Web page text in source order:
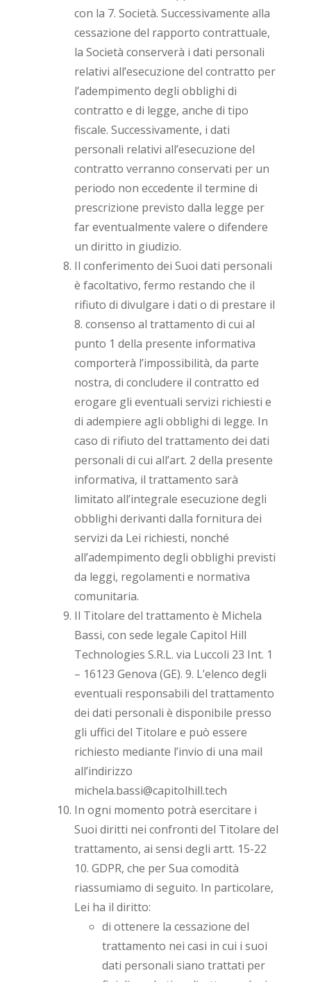
con la 7. Società. Successivamente alla
cessazione del rapporto contrattuale,
la Società conserverà i dati personali
relativi all’esecuzione del contratto per
l’adempimento degli obblighi di
contratto e di legge, anche di tipo
fiscale. Successivamente, i dati
personali relativi all’esecuzione del
contratto verranno conservati per un
periodo non eccedente il termine di
prescrizione previsto dalla legge per
far eventualmente valere o difendere
un diritto in giudizio.
Il conferimento dei Suoi dati personali
è facoltativo, fermo restando che il
rifiuto di divulgare i dati o di prestare il
8. consenso al trattamento di cui al
punto 1 della presente informativa
comporterà l’impossibilità, da parte
nostra, di concludere il contratto ed
erogare gli eventuali servizi richiesti e
di adempiere agli obblighi di legge. In
caso di rifiuto del trattamento dei dati
personali di cui all’art. 2 della presente
informativa, il trattamento sarà
limitato all’integrale esecuzione degli
obblighi derivanti dalla fornitura dei
servizi da Lei richiesti, nonché
all’adempimento degli obblighi previsti
da leggi, regolamenti e normativa
comunitaria.
Il Titolare del trattamento è Michela
Bassi, con sede legale Capitol Hill
Technologies S.R.L. via Luccoli 23 Int. 1
– 16123 Genova (GE). 9. L’elenco degli
eventuali responsabili del trattamento
dei dati personali è disponibile presso
gli uffici del Titolare e può essere
richiesto mediante l’invio di una mail
all’indirizzo
michela.bassi@capitolhill.tech
In ogni momento potrà esercitare i
Suoi diritti nei confronti del Titolare del
trattamento, ai sensi degli artt. 15-22
10. GDPR, che per Sua comodità
riassumiamo di seguito. In particolare,
Lei ha il diritto:
di ottenere la cessazione del
trattamento nei casi in cui i suoi
dati personali siano trattati per